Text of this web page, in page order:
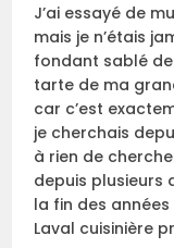
J’ai essayé de
mais je n’étais
fondant sablé
tarte de ma
car c’est
je cherchais
à rien de
depuis plusieurs
la fin des
Laval cuisinière